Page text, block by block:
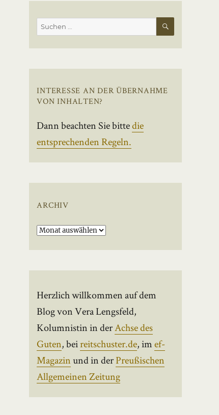
Suchen
SUCHEN
INTERESSE AN DER ÜBERNAHME
VON INHALTEN?
Dann beachten Sie bittedie
entsprechenden Regeln.
ARCHIV
Archiv
Herzlich willkommen auf dem
Blog von Vera Lengsfeld,
Kolumnistin in derAchse des
Guten, beireitschuster.de, imef-
Magazinund in derPreußischen
Allgemeinen Zeitung